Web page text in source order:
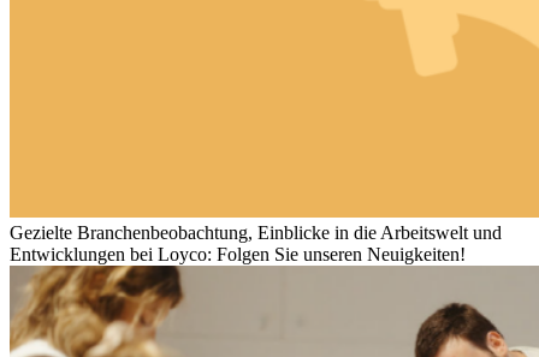
Gezielte Branchenbeobachtung, Einblicke in die Arbeitswelt und
Entwicklungen bei Loyco: Folgen Sie unseren Neuigkeiten!